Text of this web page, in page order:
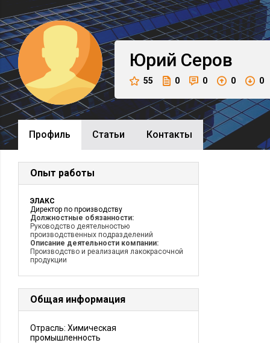
Юрий Серов
55 0 0 0 0
Профиль Cтатьи Контакты
Опыт работы
ЭЛАКС
Директор по производству
Должностные обязанности:
Руководство деятельностью
производственных подразделений
Описание деятельности компании:
Производство и реализация лакокрасочной
продукции
Общая информация
Отрасль: Химическая
промышленность